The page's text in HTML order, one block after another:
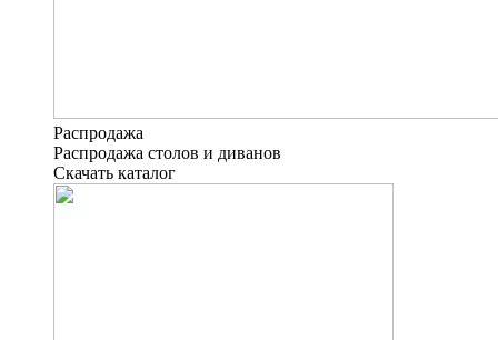
Распродажа
Распродажа столов и диванов
Скачать каталог